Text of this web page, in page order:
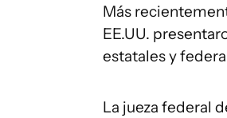
Más
EE.UU.
estatales y
La jueza federal